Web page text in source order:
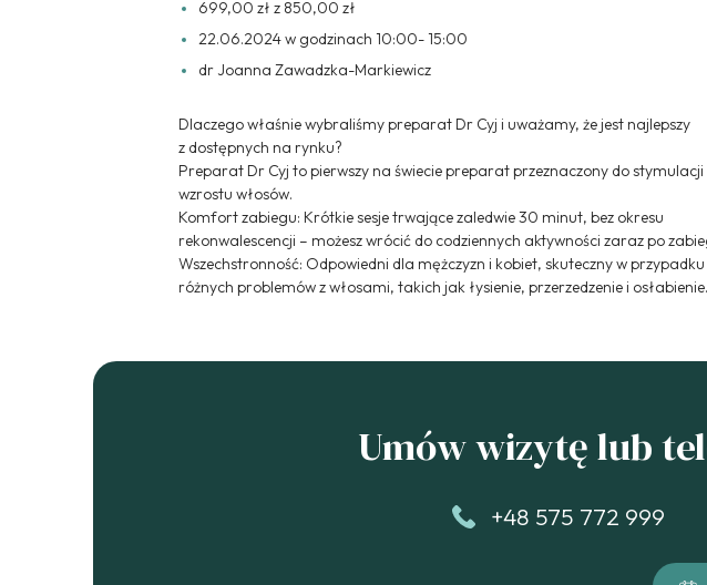
699,00 zł z 850,00 zł
22.06.2024 w godzinach 10:00- 15:00
dr Joanna Zawadzka-Markiewicz
Dlaczego właśnie wybraliśmy preparat Dr Cyj i uważamy, że jest najlepszy
z dostępnych na rynku?
Preparat Dr Cyj to pierwszy na świecie preparat przeznaczony do stymulacji
wzrostu włosów.
Komfort zabiegu: Krótkie sesje trwające zaledwie 30 minut, bez okresu
rekonwalescencji – możesz wrócić do codziennych aktywności zaraz po
Wszechstronność: Odpowiedni dla mężczyzn i kobiet, skuteczny w przypadku
różnych problemów z włosami, takich jak łysienie, przerzedzenie i osłabienie.
Umów wizytę lub
+48 575 772 999